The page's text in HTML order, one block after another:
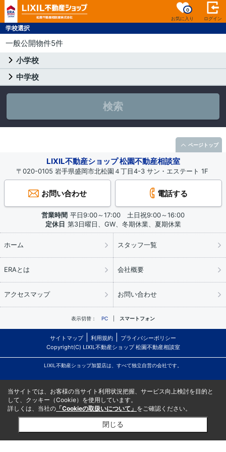
お気に入り
0
ログイン
学校選択
一般公開物件5件
小学校
中学校
検索
LIXIL不動産ショップ 松園不動産相談室
〒020-0105 岩手県盛岡市北松園４丁目4-3 サン・エステート 1F
お問い合わせ 電話する
営業時間 平日9:00～17:00 土日祝9:00～16:00
定休日 第3日曜日、GW、冬期休業、夏期休業
ホーム スタッフ一覧
ERAとは 会社概要
アクセスマップ お問い合わせ
表示切替： PC スマートフォン
サイトマップ 利用規約
プライバシーポリシー
Copyright(C) LIXIL不動産ショップ 松園不動産相談室
LIXIL不動産ショップ加盟店は、すべて独立自営の会社です。
ページトップ
当サイトでは、お客様の当サイト利用状況把握、サービス向上検討を目的と
して、クッキー（Cookie）を使用しています。
詳しくは、当社の 「Cookieの取扱いについて」 をご確認ください。
閉じる